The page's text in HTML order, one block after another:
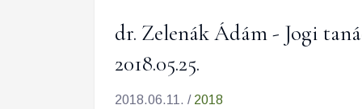
dr. Zelenák Ádám - Jogi
2018.05.25.
2018.06.11. / 2018